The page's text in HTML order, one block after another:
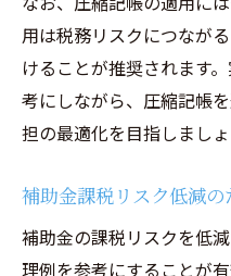
用は税務リスクにつなが
けることが推奨されます
考にしながら、圧縮記帳
担の最適化を目指しましょ
補助金課税リスク低減
補助金の課税リスクを低
理例を参考にすることが